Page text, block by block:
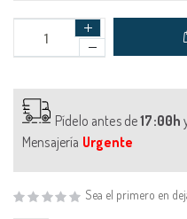
Pídelo antes de17:00h
Mensajería Urgente
Sea el primero en